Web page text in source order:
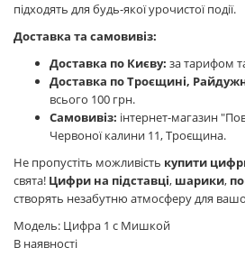
підходять для будь-якої урочистої події.
Доставка та самовивіз:
Доставка по Києву: за тарифом
Доставка по Троєщині,
всього 100 грн.
Самовивіз: інтернет-магазин
Червоної калини 11, Троєщина.
Не пропустіть можливість купити
свята! Цифри на підставці, шарики,
створять незабутню атмосферу для
Модель: Цифра 1 с Мишкой
В наявності